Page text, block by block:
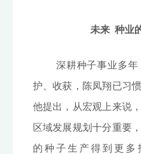
未来 种业
深耕种子事业多
护、收获，陈凤翔已习
他提出，从宏观上来说
区域发展规划十分重要
的种子生产得到更多